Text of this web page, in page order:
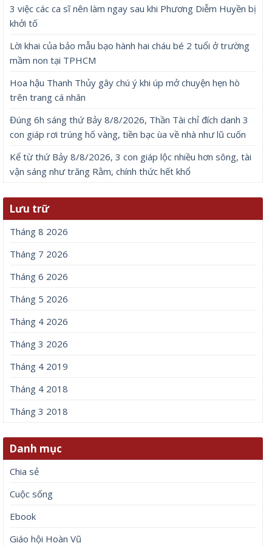
3 việc các ca sĩ nên làm ngay sau khi Phương Diễm Huyền bị
khởi tố
Lời khai của bảo mẫu bạo hành hai cháu bé 2 tuổi ở trường
mầm non tại TPHCM
Hoa hậu Thanh Thủy gây chú ý khi úp mở chuyện hẹn hò
trên trang cá nhân
Đúng 6h sáng thứ Bảy 8/8/2026, Thần Tài chỉ đích danh 3
con giáp rơi trúng hố vàng, tiền bạc ùa về nhà như lũ cuốn
Kể từ thứ Bảy 8/8/2026, 3 con giáp lộc nhiều hơn sông, tài
vận sáng như trăng Rằm, chính thức hết khổ
Lưu trữ
Tháng 8 2026
Tháng 7 2026
Tháng 6 2026
Tháng 5 2026
Tháng 4 2026
Tháng 3 2026
Tháng 4 2019
Tháng 4 2018
Tháng 3 2018
Danh mục
Chia sẻ
Cuộc sống
Ebook
Giáo hội Hoàn Vũ